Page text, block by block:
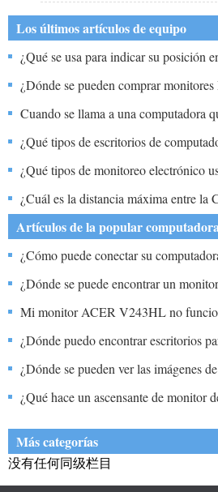
Los últimos artículos de equipo
¿Qué se usa para indicar su posición
computadora?
¿Dónde se pueden comprar
Cuando se llama a una computadora
¿Qué tipos de escritorios de
su compra en IKEA?
¿Qué tipos de monitoreo electrónico
tiendas?
¿Cuál es la distancia máxima entre la
Artículos de la popular
¿Cómo puede conectar su
televisión o televisor?
¿Dónde se puede encontrar un
Mi monitor ACER V243HL no
y luego diciendo que estoy usando
Windows 10 ¿Cómo se puede
¿Dónde puedo encontrar escritorios
en línea?
¿Dónde se pueden ver las imágenes
¿Qué hace un ascensante de monitor
Más categorías
没有任何同级栏目